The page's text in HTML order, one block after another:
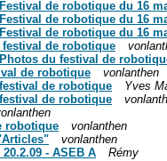
de robotique du 16
de robotique du 16
de robotique du 16
de robotique
du festival de
de robotique
vonlanthen
de robotique
Yves
de robotique
robotique
vonlanthen
vonlanthen
- ASEB A
Rémy